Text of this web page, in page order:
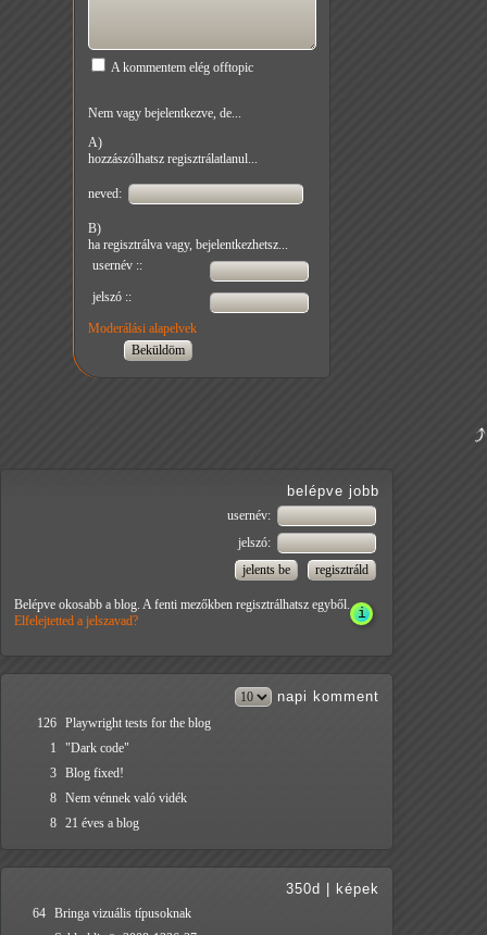
A kommentem elég offtopic
Nem vagy bejelentkezve, de...
A)
hozzászólhatsz regisztrálatlanul...
neved:
B)
ha regisztrálva vagy, bejelentkezhetsz...
usernév ::
jelszó ::
Moderálási alapelvek
belépve jobb
usernév:
jelszó:
Belépve okosabb a blog. A fenti mezőkben regisztrálhatsz egyből.
Elfelejtetted a jelszavad?
napi komment
126 Playwright tests for the blog
1
"Dark code"
3 Blog fixed!
8 Nem vénnek való vidék
8 21 éves a blog
350d képek
64 Bringa vizuális típusoknak